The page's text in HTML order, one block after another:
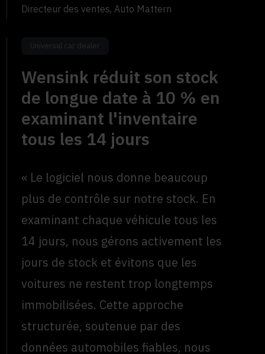
Directeur des ventes, Auto Mattern
Universal car dealer
Wensink réduit son stock
de longue date à 10 % en
examinant l'inventaire
tous les 14 jours
« Le logiciel nous donne beaucoup
plus de contrôle sur notre stock. En
examinant chaque véhicule tous les
14 jours, nous gérons activement les
jours de stock et évitons que les
voitures ne restent trop longtemps
immobilisées. Cette approche
structurée, soutenue par des
données automobiles fiables, nous